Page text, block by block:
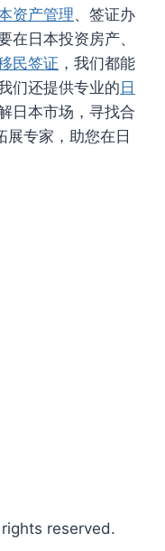
资产管理、签证办
在日本投资房产、
民签证 ，我们都能
们还提供专业的日
日本市场，寻找合
展专家，助您在日
reserved.